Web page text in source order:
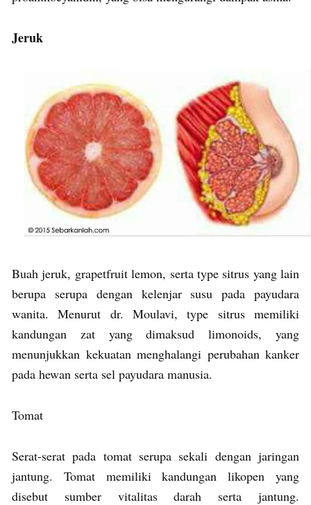
Jeruk
Buah jeruk, grapetfruit lemon, serta type sitrus yang lain
berupa serupa dengan kelenjar susu pada payudara
wanita. Menurut dr. Moulavi, type sitrus memiliki
kandungan zat yang dimaksud limonoids, yang
menunjukkan kekuatan menghalangi perubahan kanker
pada hewan serta sel payudara manusia.
Tomat
Serat-serat pada tomat serupa sekali dengan jaringan
jantung. Tomat memiliki kandungan likopen yang
disebut sumber vitalitas darah serta jantung.